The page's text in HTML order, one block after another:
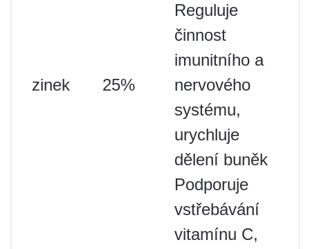
zinek 25%
Reguluje
činnost
imunitního a
nervového
systému,
urychluje
dělení buněk
Podporuje
vstřebávání
vitamínu C,